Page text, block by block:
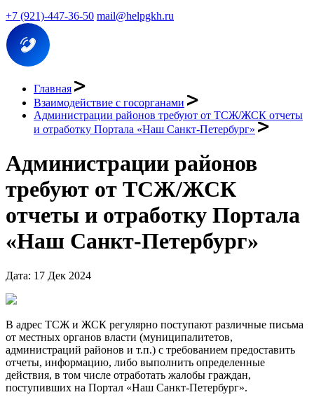
+7 (921)-447-36-50 mail@helpgkh.ru
Главная
Взаимодействие с госорганами
Администрации районов требуют от ТСЖ/ЖСК отчеты
и отработку Портала «Наш Санкт-Петербург»
Администрации районов
требуют от ТСЖ/ЖСК
отчеты и отработку Портала
«Наш Санкт-Петербург»
Дата: 17 Дек 2024
В адрес ТСЖ и ЖСК регулярно поступают различные письма
от местных органов власти (муниципалитетов,
администраций районов и т.п.) с требованием предоставить
отчеты, информацию, либо выполнить определенные
действия, в том числе отработать жалобы граждан,
поступивших на Портал «Наш Санкт-Петербург».